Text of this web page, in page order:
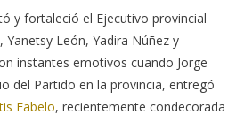
y fortaleció el Ejecutivo provincial
León, Yadira Núñez y
instantes emotivos cuando Jorge
del Partido en la provincia, entregó
Fabelo, recientemente condecorada